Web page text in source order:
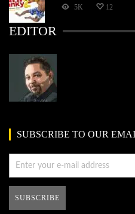
5K 12
EDITOR
SUBSCRIBE TO OUR